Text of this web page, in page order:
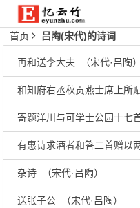
首页 吕陶(宋代)的诗词
再和送李大夫 （宋代·吕陶）
和知府右丞秋贡燕士席上所
寄题洋川与可学士公园十七
有惠诗求酒者和答二首赠以
杂诗 （宋代·吕陶）
送张子公 （宋代·吕陶）